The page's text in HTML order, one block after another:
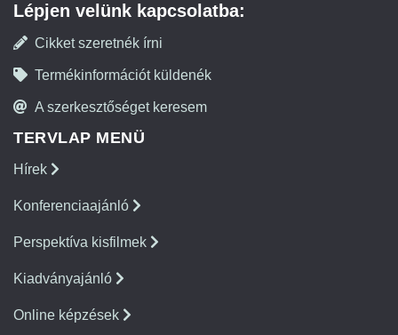
Lépjen velünk kapcsolatba:
Cikket szeretnék írni
Termékinformációt küldenék
A szerkesztőséget keresem
TERVLAP MENÜ
Hírek
Konferenciaajánló
Perspektíva kisfilmek
Kiadványajánló
Online képzések